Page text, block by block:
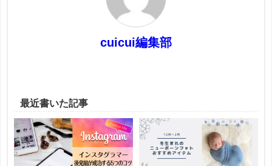
cuicui編集部
最近書いた記事